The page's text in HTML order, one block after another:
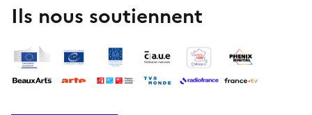
Ils nous soutiennent